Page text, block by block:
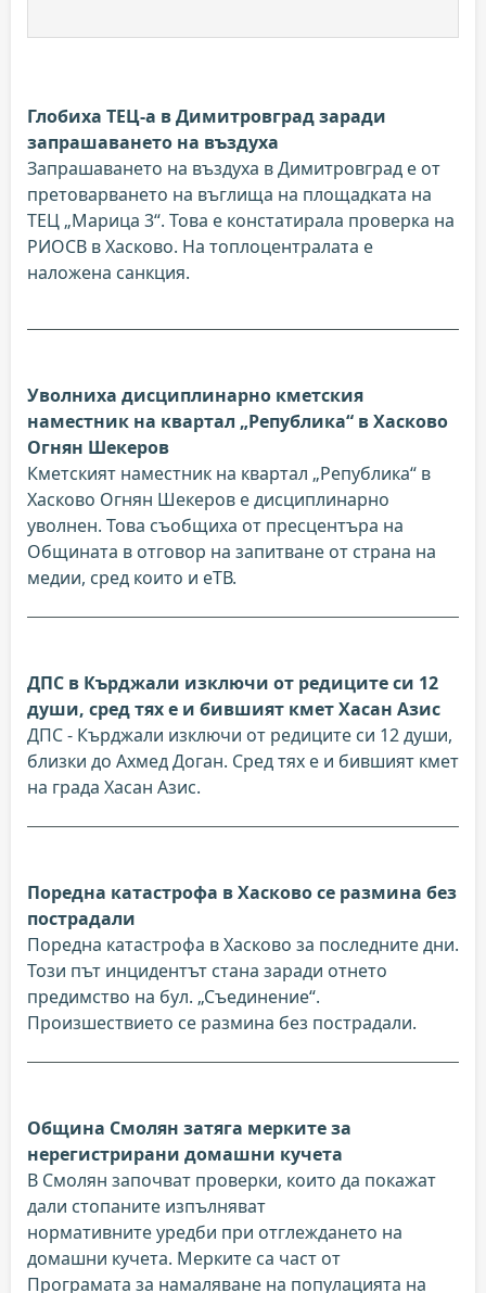
Глобиха ТЕЦ-а в Димитровград заради
запрашаването на въздуха
Запрашаването на въздуха в Димитровград е от
претоварването на въглища на площадката на
ТЕЦ „Марица 3“. Това е констатирала проверка на
РИОСВ в Хасково. На топлоцентралата е
наложена санкция.
Уволниха дисциплинарно кметския
наместник на квартал „Република“ в Хасково
Огнян Шекеров
Кметският наместник на квартал „Република“ в
Хасково Огнян Шекеров е дисциплинарно
уволнен. Това съобщиха от пресцентъра на
Общината в отговор на запитване от страна на
медии, сред които и еТВ.
ДПС в Кърджали изключи от редиците си 12
души, сред тях е и бившият кмет Хасан Азис
ДПС - Кърджали изключи от редиците си 12 души,
близки до Ахмед Доган. Сред тях е и бившият кмет
на града Хасан Азис.
Поредна катастрофа в Хасково се размина без
пострадали
Поредна катастрофа в Хасково за последните дни.
Този път инцидентът стана заради отнето
предимство на бул. „Съединение“.
Произшествието се размина без пострадали.
Община Смолян затяга мерките за
нерегистрирани домашни кучета
В Смолян започват проверки, които да покажат
дали стопаните изпълняват
нормативните уредби при отглеждането на
домашни кучета. Мерките са част от
Програмата за намаляване на популацията на